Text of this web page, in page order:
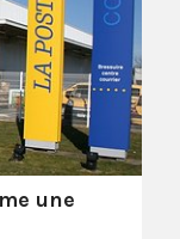
une